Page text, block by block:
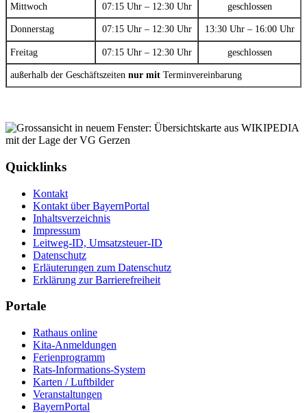
Mittwoch 07:15 Uhr – 12:30 Uhr geschlossen
Donnerstag 07:15 Uhr – 12:30 Uhr 13:30 Uhr – 16:00 Uhr
Freitag 07:15 Uhr – 12:30 Uhr geschlossen
außerhalb der Geschäftszeiten nur mit Terminvereinbarung
Quicklinks
Kontakt
Kontakt über BayernPortal
Inhaltsverzeichnis
Impressum
Leitweg-ID, Umsatzsteuer-ID
Datenschutz
Erläuterungen zum Datenschutz
Erklärung zur Barrierefreiheit
Portale
Rathaus online
Kita-Anmeldungen
Ferienprogramm
Rats-Informations-System
Karten / Luftbilder
Veranstaltungen
BayernPortal